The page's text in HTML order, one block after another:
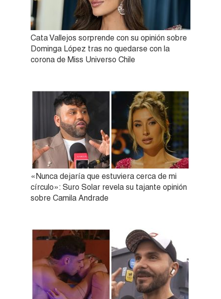
Cata Vallejos sorprende con su opinión sobre
Dominga López tras no quedarse con la
corona de Miss Universo Chile
«Nunca dejaría que estuviera cerca de mi
círculo»: Suro Solar revela su tajante opinión
sobre Camila Andrade